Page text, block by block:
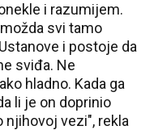
i razumijem.
svi tamo
i postoje da
sviđa. Ne
hladno. Kada ga
li je on doprinio
njihovoj vezi", rekla